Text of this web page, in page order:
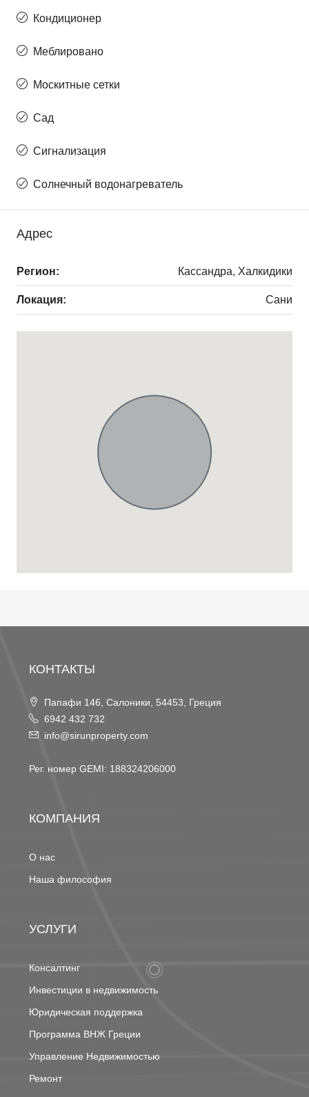
Кондиционер
Меблировано
Москитные сетки
Сад
Сигнализация
Солнечный водонагреватель
Адрес
Регион: Кассандра, Халкидики
Локация: Сани
КОНТАКТЫ
Папафи 146, Салоники, 54453, Греция
6942 432 732
info@sirunproperty.com
Рег. номер GEMI: 188324206000
КОМПАНИЯ
О нас
Наша философия
УСЛУГИ
Консалтинг
Инвестиции в недвижимость
Юридическая поддержка
Программа ВНЖ Греции
Управление Недвижимостью
Ремонт